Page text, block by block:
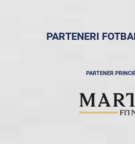
PARTENERI
PARTENER